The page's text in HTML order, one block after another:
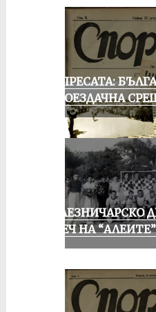
ОТ ПРЕСАТА:
КОЛОЕЗДАЧНА
ЖЕЛЕЗНИЧАРСКО
И ПЕЧ НА